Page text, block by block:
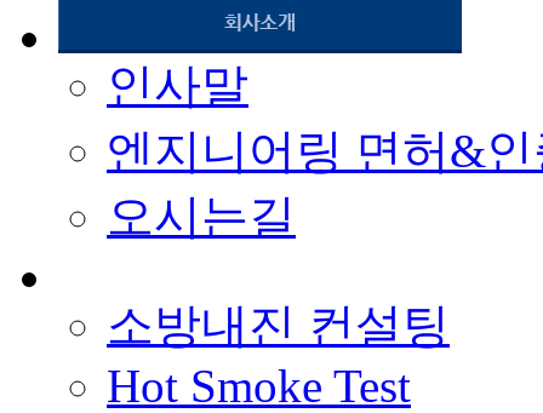
인사말
엔지니어링 면허&
오시는길
소방내진 컨설팅
Hot Smoke Test